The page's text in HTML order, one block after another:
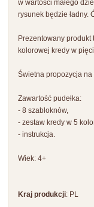
w wartości małego
rysunek będzie ładny.
Prezentowany
kolorowej kredy w
Świetna propozycja na
Zawartość pudełka:
- 8 szabloknów,
- zestaw kredy w 5
- instrukcja.
Wiek: 4+
Kraj produkcji: PL